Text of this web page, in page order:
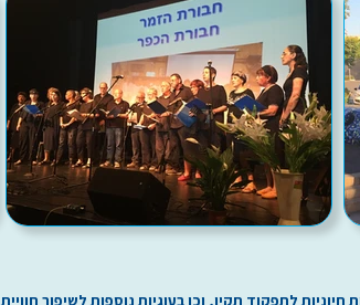
לתפקוד תקין, וכן בעוגיות נוספות לשיפור חוויית